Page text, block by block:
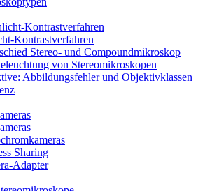
Kontrastverfahren
Kontrastverfahren
Stereo- und Compoundmikroskop
von Stereomikroskopen
Abbildungsfehler und Objektivklassen
Sharing
Adapter